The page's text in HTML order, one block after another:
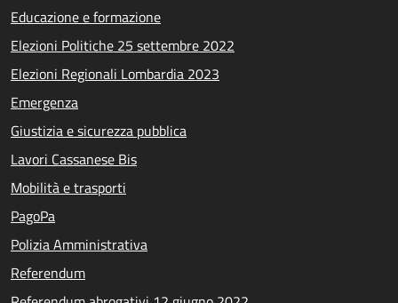
Educazione e formazione
Elezioni Politiche 25 settembre 2022
Elezioni Regionali Lombardia 2023
Emergenza
Giustizia e sicurezza pubblica
Lavori Cassanese Bis
Mobilità e trasporti
PagoPa
Polizia Amministrativa
Referendum